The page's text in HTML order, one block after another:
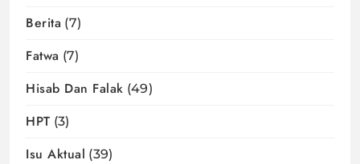
Berita (7)
Fatwa (7)
Hisab Dan Falak (49)
HPT (3)
Isu Aktual (39)